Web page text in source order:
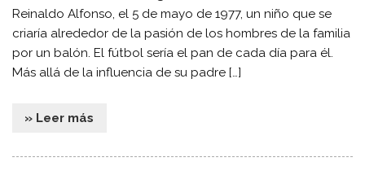
Reinaldo Alfonso, el 5 de mayo de 1977, un niño que se
criaría alrededor de la pasión de los hombres de la familia
por un balón. El fútbol sería el pan de cada día para él.
Más allá de la influencia de su padre […]
» Leer más